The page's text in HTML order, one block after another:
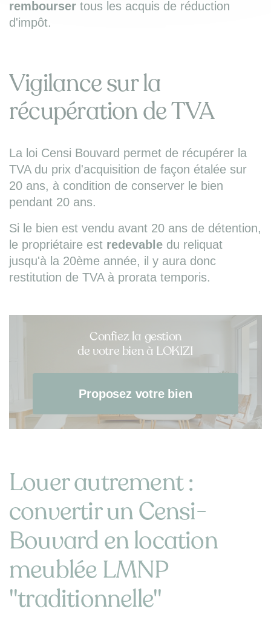
rembourser tous les acquis de réduction
d'impôt.
Vigilance sur la
récupération de TVA
La loi Censi Bouvard permet de récupérer la
TVA du prix d'acquisition de façon étalée sur
20 ans, à condition de conserver le bien
pendant 20 ans.
Si le bien est vendu avant 20 ans de détention,
le propriétaire est redevable du reliquat
jusqu'à la 20ème année, il y aura donc
restitution de TVA à prorata temporis.
Confiez la gestion
de votre bien à LOKIZI
Proposez votre bien
Louer autrement :
convertir un Censi-
Bouvard en location
meublée LMNP
"traditionnelle"